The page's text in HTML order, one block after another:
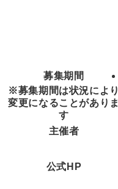
募集期間
※募集期間は状況により
変更になることがありま
す
主催者
公式HP